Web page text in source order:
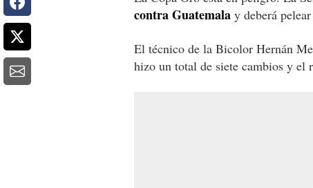
contra Guatemala y deberá
El técnico de la Bicolor Hernán
hizo un total de siete cambios y el